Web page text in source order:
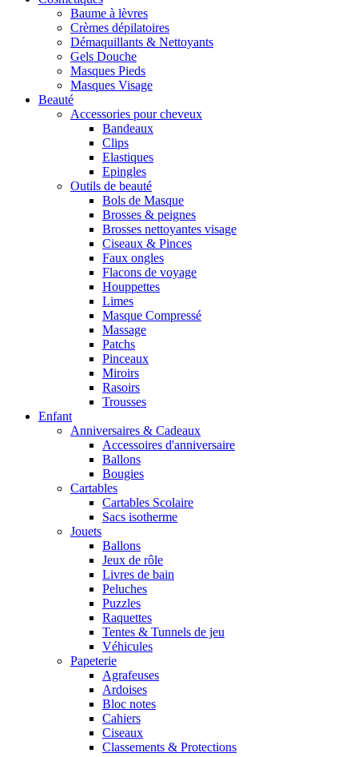
Baume à lèvres
Crèmes dépilatoires
Démaquillants & Nettoyants
Gels Douche
Masques Pieds
Masques Visage
Beauté
Accessories pour cheveux
Bandeaux
Clips
Elastiques
Epingles
Outils de beauté
Bols de Masque
Brosses & peignes
Brosses nettoyantes visage
Ciseaux & Pinces
Faux ongles
Flacons de voyage
Houppettes
Limes
Masque Compressé
Massage
Patchs
Pinceaux
Miroirs
Rasoirs
Trousses
Enfant
Anniversaires & Cadeaux
Accessoires d'anniversaire
Ballons
Bougies
Cartables
Cartables Scolaire
Sacs isotherme
Jouets
Ballons
Jeux de rôle
Livres de bain
Peluches
Puzzles
Raquettes
Tentes & Tunnels de jeu
Véhicules
Papeterie
Agrafeuses
Ardoises
Bloc notes
Cahiers
Ciseaux
Classements & Protections